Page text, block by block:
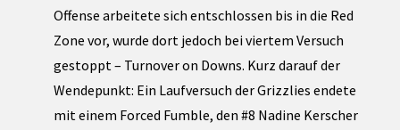
Offense arbeitete sich entschlossen bis in die Red
Zone vor, wurde dort jedoch bei viertem Versuch
gestoppt – Turnover on Downs. Kurz darauf der
Wendepunkt: Ein Laufversuch der Grizzlies endete
mit einem Forced Fumble, den #8 Nadine Kerscher